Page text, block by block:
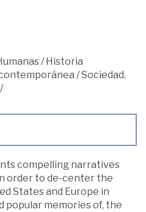
/Historia
/Sociedad.
/
compelling narratives
order to de-center the
States and Europe in
popular memories of, the